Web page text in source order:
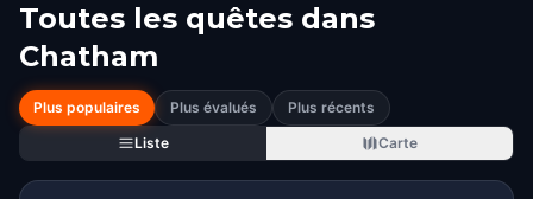
Toutes les quêtes dans
Chatham
Plus populaires Plus évalués
Plus récents
Liste
Carte